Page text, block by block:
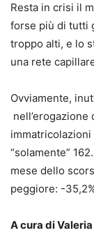
Resta in crisi il
forse più di tutti
troppo alti, e lo
una rete
Ovviamente,
“solamente”
mese dello
peggiore: -
A cura di